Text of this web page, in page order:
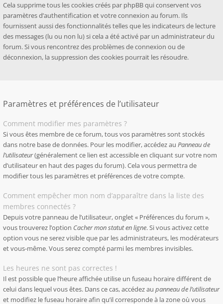
Cela supprime tous les cookies créés par phpBB qui conservent vos
paramètres d’authentification et votre connexion au forum. Ils
fournissent aussi des fonctionnalités telles que les indicateurs de lecture
des messages (lu ou non lu) si cela a été activé par un administrateur du
forum. Si vous rencontrez des problèmes de connexion ou de
déconnexion, la suppression des cookies pourrait les résoudre.
Paramètres et préférences de l’utilisateur
Comment modifier mes paramètres ?
Si vous êtes membre de ce forum, tous vos paramètres sont stockés
dans notre base de données. Pour les modifier, accédez au Panneau de
l’utilisateur(généralement ce lien est accessible en cliquant sur votre nom
d’utilisateur en haut des pages du forum). Cela vous permettra de
modifier tous les paramètres et préférences de votre compte.
Comment empêcher mon nom d’apparaître dans la liste des
membres connectés ?
Depuis votre panneau de l’utilisateur, onglet « Préférences du forum »,
vous trouverez l’option Cacher mon statut en ligne. Si vous activez cette
option vous ne serez visible que par les administrateurs, les modérateurs
et vous-même. Vous serez compté parmi les membres invisibles.
Les heures ne sont pas correctes !
Il est possible que l’heure affichée utilise un fuseau horaire différent de
celui dans lequel vous êtes. Dans ce cas, accédez au panneau de l’utilisateur
et modifiez le fuseau horaire afin qu’il corresponde à la zone où vous